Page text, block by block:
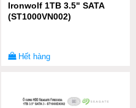
Ironwolf 1TB 3.5" SATA
(ST1000VN002)
Hết hàng